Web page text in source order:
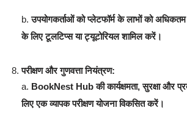
b.उपयोगकर्ताओं को प्लेटफॉर्म के लाभों को
के लिए टूलटिप्स या ट्यूटोरियल शामिल करें।
परीक्षण और गुणवत्ता नियंत्रण:
a. BookNest Hub की कार्यक्षमता, सुरक्षा और
लिए एक व्यापक परीक्षण योजना विकसित करें।